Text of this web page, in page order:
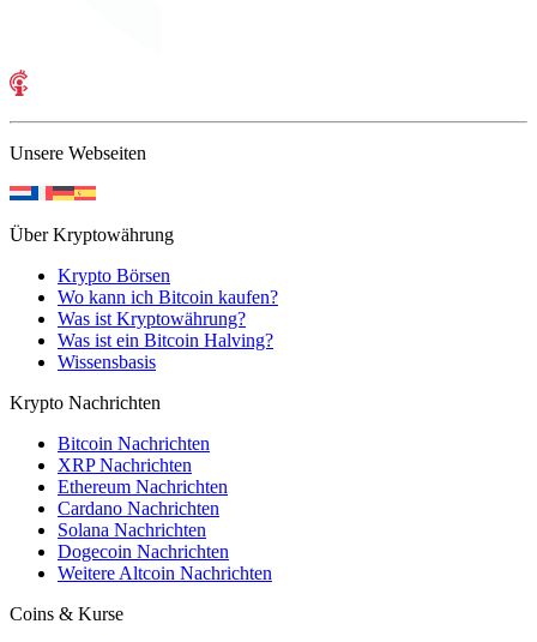
Unsere Webseiten
Über Kryptowährung
Krypto Börsen
Wo kann ich Bitcoin kaufen?
Was ist Kryptowährung?
Was ist ein Bitcoin Halving?
Wissensbasis
Krypto Nachrichten
Bitcoin Nachrichten
XRP Nachrichten
Ethereum Nachrichten
Cardano Nachrichten
Solana Nachrichten
Dogecoin Nachrichten
Weitere Altcoin Nachrichten
Coins & Kurse